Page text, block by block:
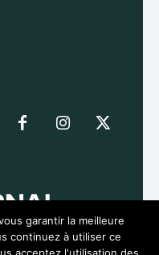
garantir la meilleure
continuez à utiliser ce